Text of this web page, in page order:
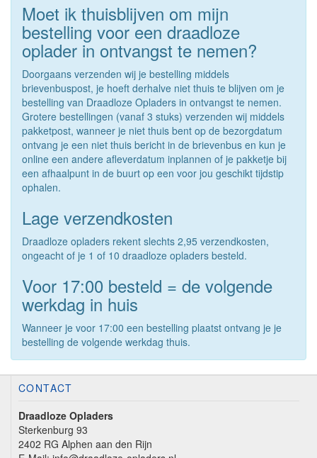
Moet ik thuisblijven om mijn
bestelling voor een draadloze
oplader in ontvangst te nemen?
Doorgaans verzenden wij je bestelling middels
brievenbuspost, je hoeft derhalve niet thuis te blijven om je
bestelling van Draadloze Opladers in ontvangst te nemen.
Grotere bestellingen (vanaf 3 stuks) verzenden wij middels
pakketpost, wanneer je niet thuis bent op de bezorgdatum
ontvang je een niet thuis bericht in de brievenbus en kun je
online een andere afleverdatum inplannen of je pakketje bij
een afhaalpunt in de buurt op een voor jou geschikt tijdstip
ophalen.
Lage verzendkosten
Draadloze opladers rekent slechts 2,95 verzendkosten,
ongeacht of je 1 of 10 draadloze opladers besteld.
Voor 17:00 besteld = de volgende
werkdag in huis
Wanneer je voor 17:00 een bestelling plaatst ontvang je je
bestelling de volgende werkdag thuis.
CONTACT
Draadloze Opladers
Sterkenburg 93
2402 RG Alphen aan den Rijn